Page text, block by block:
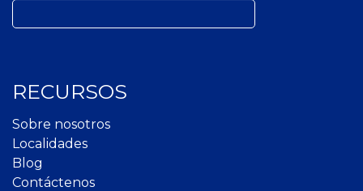
Buscar:
RECURSOS
Sobre nosotros
Localidades
Blog
Contáctenos